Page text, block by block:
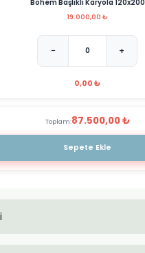
Bohem Başlıklı Karyola 120x200
19.000,00 ₺
− +
0,00 ₺
Toplam:87.500,00 ₺
Sepete Ekle